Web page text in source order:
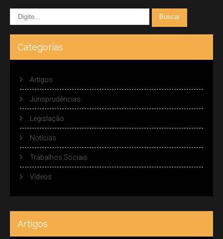
Categorias
Artigos
Jurisprudências
Legislação
Notícias
Trabalhos Sociais
Vídeos
Artigos